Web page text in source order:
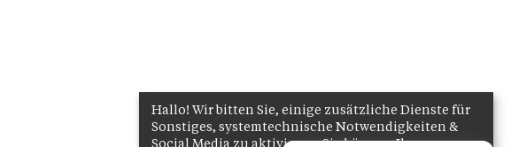
Hallo! Wir bitten Sie, einige zusätzliche Dienste für
Sonstiges, systemtechnische Notwendigkeiten &
Social Media zu aktivieren. Sie können Ihre